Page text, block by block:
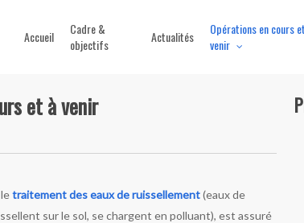
Accueil
Cadre &
objectifs
Actualités
Opérations en cours
venir
et à venir
traitement des eaux de ruissellement(eaux de
sur le sol, se chargent en polluant), est assuré